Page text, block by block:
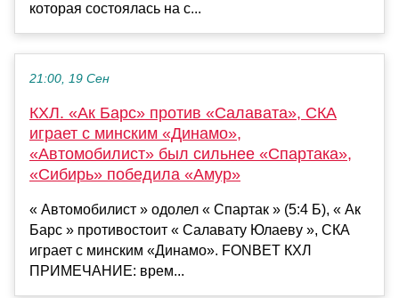
которая состоялась на с...
21:00, 19 Сен
КХЛ. «Ак Барс» против «Салавата», СКА
играет с минским «Динамо»,
«Автомобилист» был сильнее «Спартака»,
«Сибирь» победила «Амур»
« Автомобилист » одолел « Спартак » (5:4 Б), « Ак
Барс » противостоит « Салавату Юлаеву », СКА
играет с минским «Динамо». FONBET КХЛ
ПРИМЕЧАНИЕ: врем...